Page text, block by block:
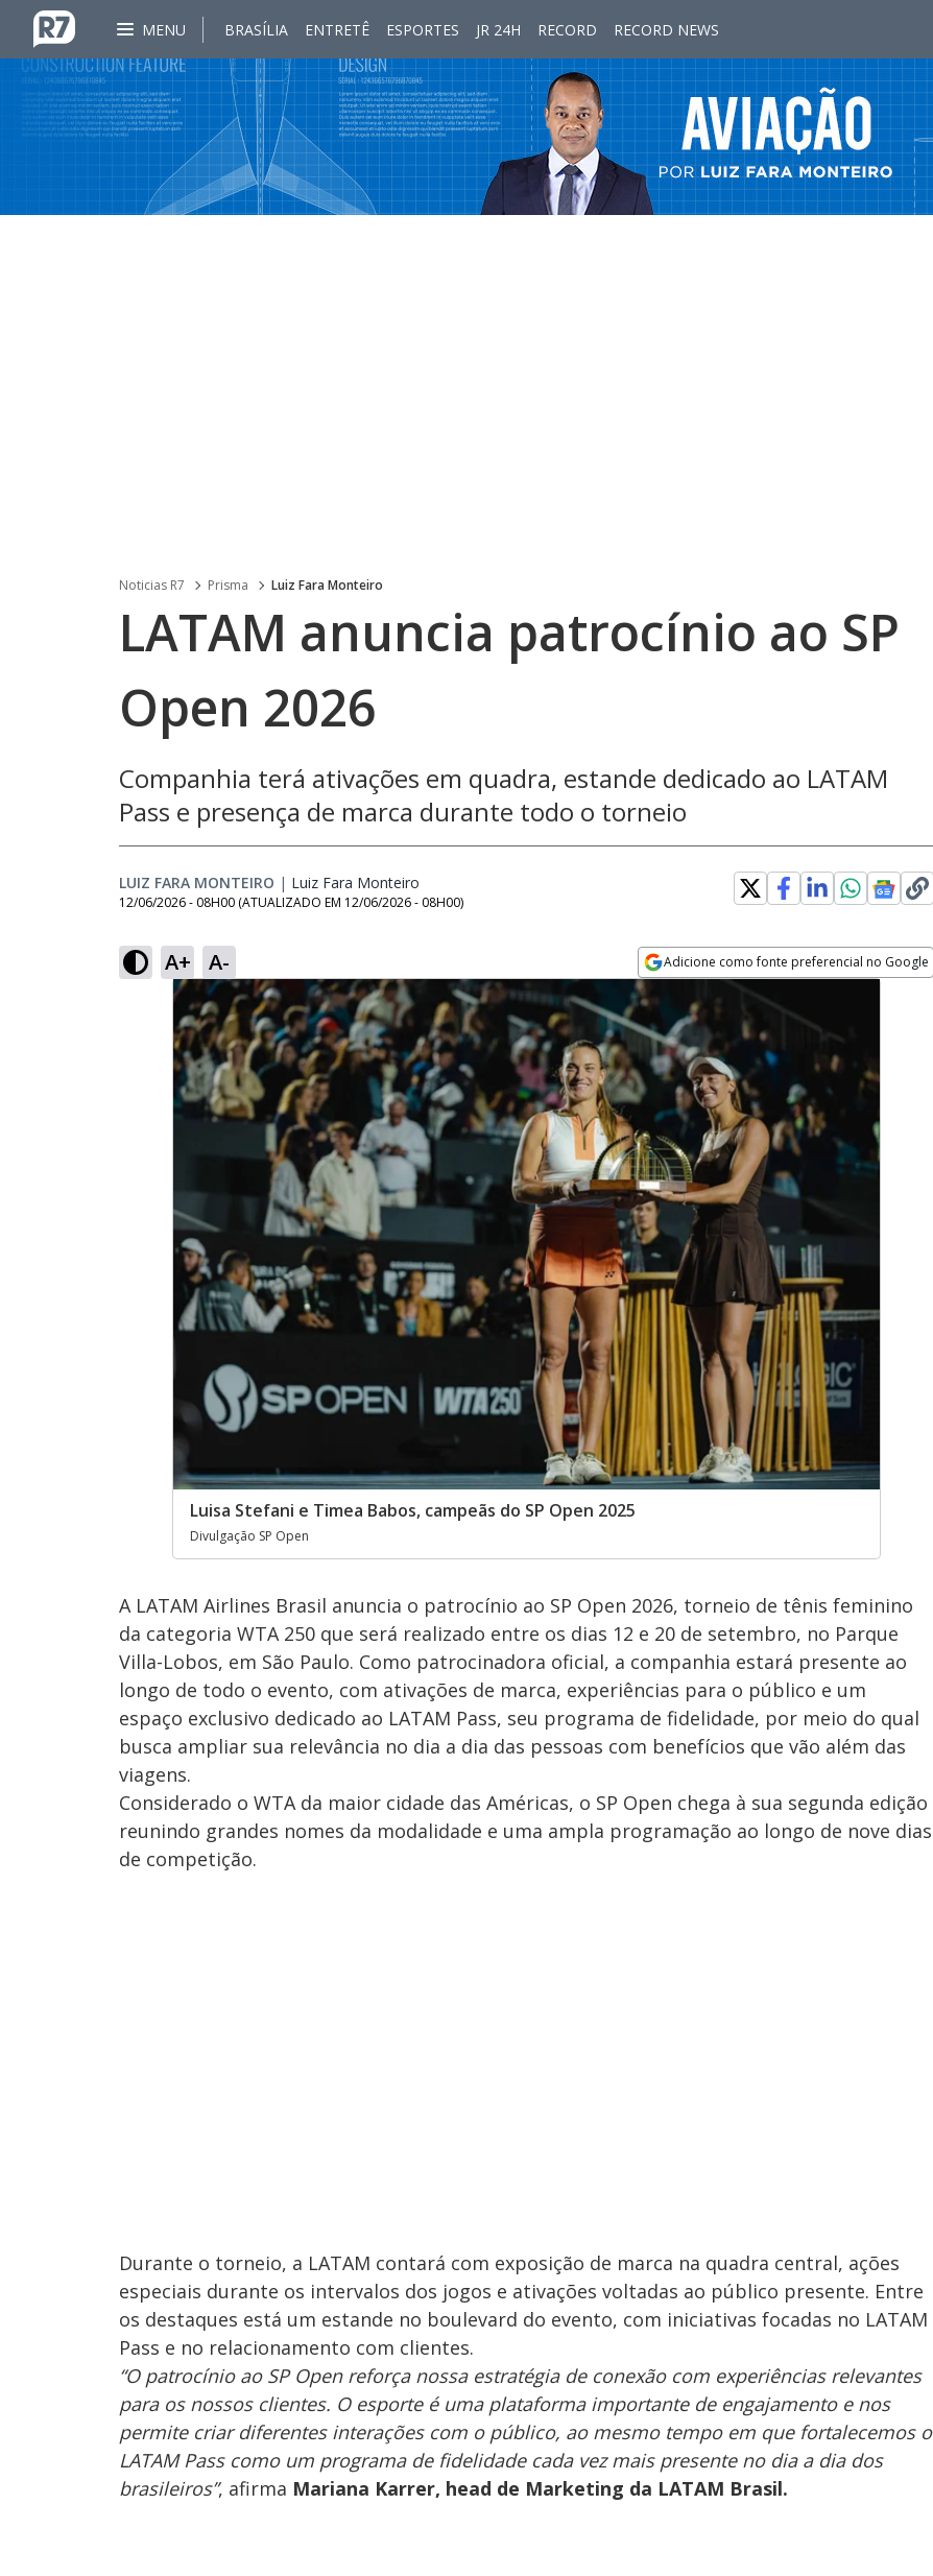
MENU BRASÍLIA ENTRETÊ ESPORTES JR 24H RECORD RECORD NEWS
Noticias R7 Prisma Luiz Fara Monteiro
LATAM anuncia patrocínio ao SP
Open 2026
Companhia terá ativações em quadra, estande dedicado ao LATAM
Pass e presença de marca durante todo o torneio
LUIZ FARA MONTEIRO | Luiz Fara Monteiro
12/06/2026 - 08H00 (ATUALIZADO EM 12/06/2026 - 08H00)
A+ A- Adicione como fonte preferencial no Google
Opens in new window
Luisa Stefani e Timea Babos, campeãs do SP Open 2025
Divulgação SP Open
A LATAM Airlines Brasil anuncia o patrocínio ao SP Open 2026, torneio de tênis feminino
da categoria WTA 250 que será realizado entre os dias 12 e 20 de setembro, no Parque
Villa-Lobos, em São Paulo. Como patrocinadora oficial, a companhia estará presente ao
longo de todo o evento, com ativações de marca, experiências para o público e um
espaço exclusivo dedicado ao LATAM Pass, seu programa de fidelidade, por meio do qual
busca ampliar sua relevância no dia a dia das pessoas com benefícios que vão além das
viagens.
Considerado o WTA da maior cidade das Américas, o SP Open chega à sua segunda edição
reunindo grandes nomes da modalidade e uma ampla programação ao longo de nove dias
de competição.
Durante o torneio, a LATAM contará com exposição de marca na quadra central, ações
especiais durante os intervalos dos jogos e ativações voltadas ao público presente. Entre
os destaques está um estande no boulevard do evento, com iniciativas focadas no LATAM
Pass e no relacionamento com clientes.
“O patrocínio ao SP Open reforça nossa estratégia de conexão com experiências relevantes
para os nossos clientes. O esporte é uma plataforma importante de engajamento e nos
permite criar diferentes interações com o público, ao mesmo tempo em que fortalecemos o
LATAM Pass como um programa de fidelidade cada vez mais presente no dia a dia dos
brasileiros”, afirma Mariana Karrer, head de Marketing da LATAM Brasil.